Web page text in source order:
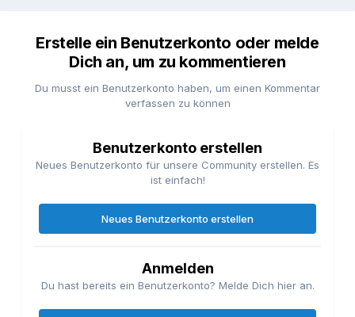
Erstelle ein Benutzerkonto oder melde
Dich an, um zu kommentieren
Du musst ein Benutzerkonto haben, um einen Kommentar
verfassen zu können
Benutzerkonto erstellen
Neues Benutzerkonto für unsere Community erstellen. Es
ist einfach!
Neues Benutzerkonto erstellen
Anmelden
Du hast bereits ein Benutzerkonto? Melde Dich hier an.